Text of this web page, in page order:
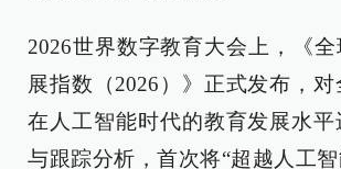
2026世界数字教育大会上，《
展指数（2026）》正式发布，
在人工智能时代的教育发展水
与跟踪分析，首次将“超越人工